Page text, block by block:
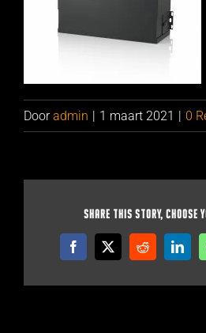
Dooradmin 1 maart 2021 0
Share This Story, Choose
Facebook
X Reddit